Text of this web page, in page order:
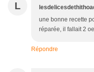
L
une bonne recette
réparée, il fallait 2
Répondre